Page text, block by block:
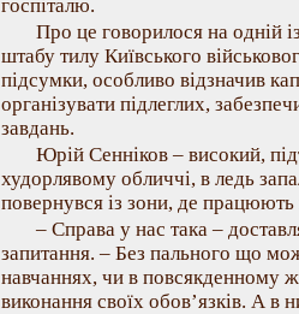
госпіталю.
Про це говорилося на одній
штабу тилу Київського
підсумки, особливо відзначив
організувати підлеглих,
завдань.
Юрій Сенніков – високий,
худорлявому обличчі, в ледь
повернувся із зони, де працюють
– Справа у нас така –
запитання. – Без пального що
навчаннях, чи в повсякденному
виконання своїх обов’язків. А в